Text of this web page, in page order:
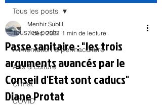
Tous les posts
Alimentation & permaculture
Arts & culture
Climat
COVID
Tous les posts
Passe sanitaire : "les trois
arguments avancés par le
Conseil d'Etat sont caducs"
Diane Protat
Menhir Subtil
7 déc. 2021 1 min de lecture